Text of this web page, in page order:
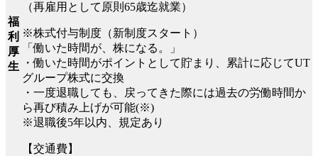
福
利
厚
生
（再雇用として原則65歳迄就業）
※株式付与制度（新制度スタート）
「働いた時間が、株になる。」
・働いた時間がポイントとして貯まり、累計に応じてUT
グループ株式に交換
・一度退職しても、戻ってきた際には過去の労働時間か
ら再び積み上げが可能(※)
※退職後5年以内、規定あり
【交通費】